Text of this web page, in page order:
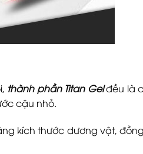
thành phần Titan Gelđều là
cậu nhỏ.
kích thước dương vật,